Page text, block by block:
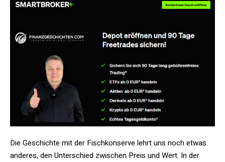
Die Geschichte mit der Fischkonserve lehrt uns noch etwas
anderes, den Unterschied zwischen Preis und Wert. In der